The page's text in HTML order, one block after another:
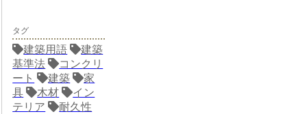
タグ
建築用語
建築
基準法
コンクリ
ート
建築
家
具
木材
イン
テリア
耐久性